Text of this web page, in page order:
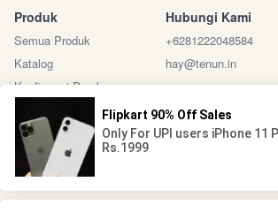
Produk
Semua Produk
Katalog
Konfirmasi Pembayaran
Hubungi Kami
+6281222048584
hay@tenun.in
Sosial Media Marketplace